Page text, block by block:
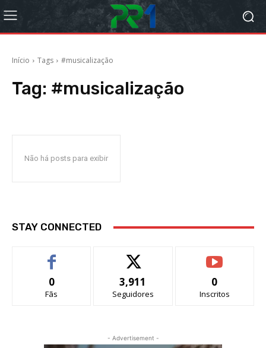
Início Tags #musicalização
Tag: #musicalização
Não há posts para exibir
STAY CONNECTED
0
Fãs
3,911
Seguidores
0
Inscritos
- Advertisement -